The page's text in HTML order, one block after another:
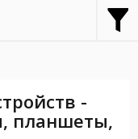
-
планшеты,